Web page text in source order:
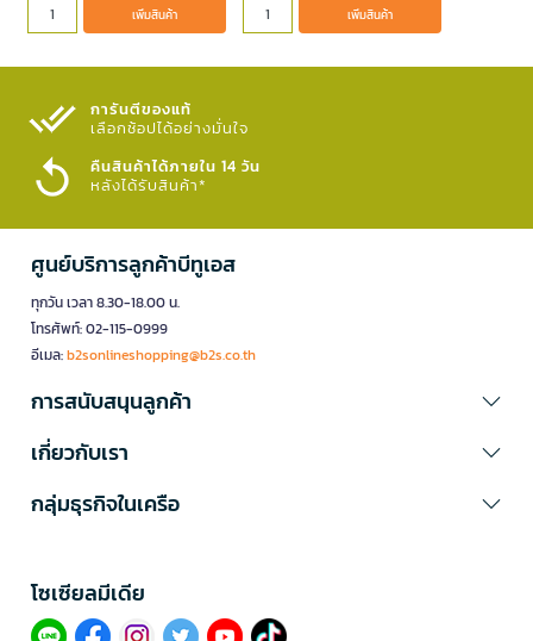
เพิ่มสินค้า เพิ่มสินค้า
การันตีของแท้
เลือกช้อปได้อย่างมั่นใจ​
คืนสินค้าได้ภายใน 14 วัน
หลังได้รับสินค้า*
ศูนย์บริการลูกค้าบีทูเอส
ทุกวัน เวลา 8.30-18.00 น.
โทรศัพท์: 02-115-0999
อีเมล:b2sonlineshopping@b2s.co.th
การสนับสนุนลูกค้า
เกี่ยวกับเรา
กลุ่มธุรกิจในเครือ
โซเซียลมีเดีย​